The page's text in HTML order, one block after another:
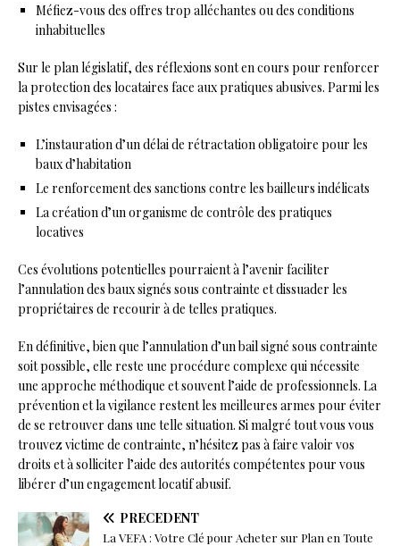
Méfiez-vous des offres trop alléchantes ou des conditions
inhabituelles
Sur le plan législatif, des réflexions sont en cours pour renforcer
la protection des locataires face aux pratiques abusives. Parmi les
pistes envisagées :
L’instauration d’un délai de rétractation obligatoire pour les
baux d’habitation
Le renforcement des sanctions contre les bailleurs indélicats
La création d’un organisme de contrôle des pratiques
locatives
Ces évolutions potentielles pourraient à l’avenir faciliter
l’annulation des baux signés sous contrainte et dissuader les
propriétaires de recourir à de telles pratiques.
En définitive, bien que l’annulation d’un bail signé sous contrainte
soit possible, elle reste une procédure complexe qui nécessite
une approche méthodique et souvent l’aide de professionnels. La
prévention et la vigilance restent les meilleures armes pour éviter
de se retrouver dans une telle situation. Si malgré tout vous vous
trouvez victime de contrainte, n’hésitez pas à faire valoir vos
droits et à solliciter l’aide des autorités compétentes pour vous
libérer d’un engagement locatif abusif.
PRÉCÉDENT
La VEFA : Votre Clé pour Acheter sur Plan en Toute